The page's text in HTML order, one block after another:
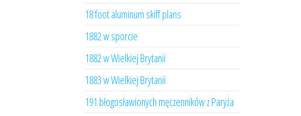
18 foot aluminum skiff plans
1882 w sporcie
1882 w Wielkiej Brytanii
1883 w Wielkiej Brytanii
191 błogosławionych męczenników z Paryża